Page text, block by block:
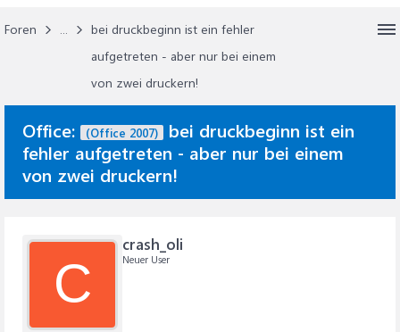
Foren ...
bei druckbeginn ist ein fehler
aufgetreten - aber nur bei einem
von zwei druckern!
Office: (Office 2007)
bei druckbeginn ist ein
fehler aufgetreten - aber nur bei einem
von zwei druckern!
C
crash_oli
Neuer User